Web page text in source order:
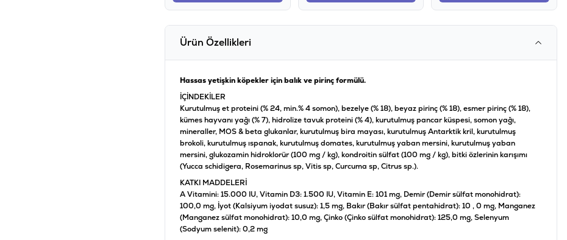
Ürün Özellikleri
Hassas yetişkin köpekler için balık ve pirinç formülü.
İÇİNDEKİLER
Kurutulmuş et proteini (% 24, min.% 4 somon), bezelye (% 18), beyaz pirinç (% 18), esmer pirinç (% 18),
kümes hayvanı yağı (% 7), hidrolize tavuk proteini (% 4), kurutulmuş pancar küspesi, somon yağı,
mineraller, MOS & beta glukanlar, kurutulmuş bira mayası, kurutulmuş Antarktik kril, kurutulmuş
brokoli, kurutulmuş ıspanak, kurutulmuş domates, kurutulmuş yaban mersini, kurutulmuş yaban
mersini, glukozamin hidroklorür (100 mg / kg), kondroitin sülfat (100 mg / kg), bitki özlerinin karışımı
(Yucca schidigera, Rosemarinus sp, Vitis sp, Curcuma sp, Citrus sp.).
KATKI MADDELERİ
A Vitamini: 15.000 IU, Vitamin D3: 1.500 IU, Vitamin E: 101 mg, Demir (Demir sülfat monohidrat):
100,0 mg, İyot (Kalsiyum iyodat susuz): 1,5 mg, Bakır (Bakır sülfat pentahidrat): 10 , 0 mg, Manganez
(Manganez sülfat monohidrat): 10,0 mg, Çinko (Çinko sülfat monohidrat): 125,0 mg, Selenyum
(Sodyum selenit): 0,2 mg